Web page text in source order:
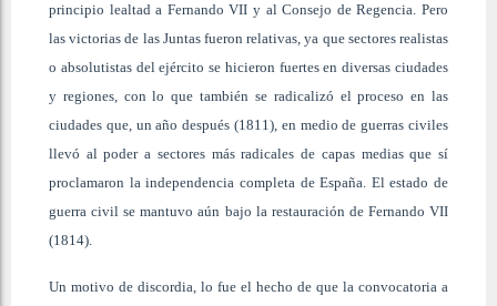
principio lealtad a Fernando VII y al Consejo de Regencia. Pero
las victorias de las Juntas fueron relativas, ya que sectores realistas
o absolutistas del ejército se hicieron fuertes en diversas ciudades
y regiones, con lo que también se radicalizó el proceso en las
ciudades que, un año después (1811), en medio de guerras civiles
llevó al poder a sectores más radicales de capas medias que sí
proclamaron la independencia completa de España. El estado de
guerra civil se mantuvo aún bajo la restauración de Fernando VII
(1814).
Un motivo de discordia, lo fue el hecho de que la convocatoria a